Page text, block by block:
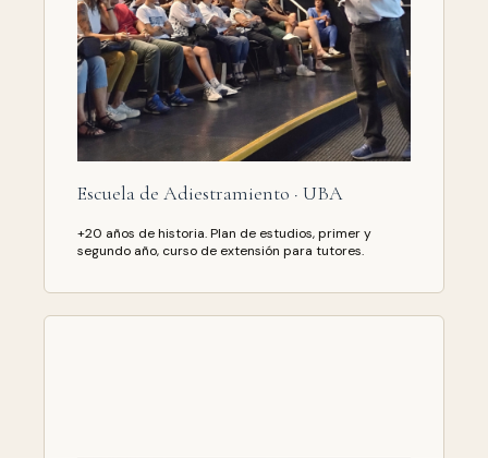
Escuela de Adiestramiento · UBA
+20 años de historia. Plan de estudios, primer y
segundo año, curso de extensión para tutores.